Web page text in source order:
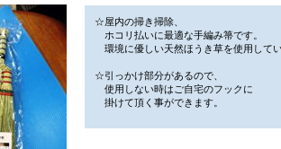
☆屋内の掃き掃除、
ホコリ払いに最適な手編み箒です。
環境に優しい天然ほうき草を使用して
☆引っかけ部分があるので、
使用しない時はご自宅のフックに
掛けて頂く事ができます。